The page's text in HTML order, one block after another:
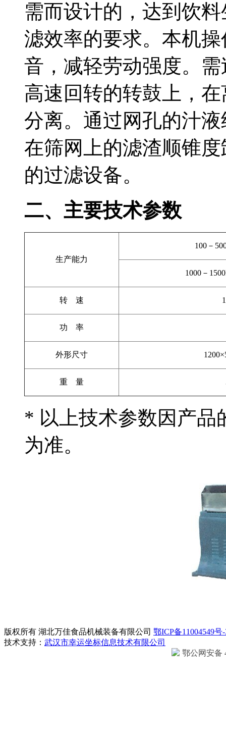
需而设计的，达到饮
滤效率的要求。本机
音，减轻劳动强度。
高速回转的转鼓上，
分离。通过网孔的汁
在筛网上的滤渣顺锥
的过滤设备。
二、主要技术参数
生产能力
100－
1000－
转 速
功 率
外形尺寸
重 量
* 以上技术参数因产品
为准。
版权所有 湖北万佳食品机械装备有限公司 鄂ICP备11004549号
技术支持： 武汉市幸运坐标信息技术有限公司
鄂公网安备